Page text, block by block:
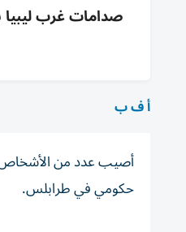
صدامات غرب ليبيا
أ ف ب
أصيب عدد من الأشخاص
حكومي في طرابلس.